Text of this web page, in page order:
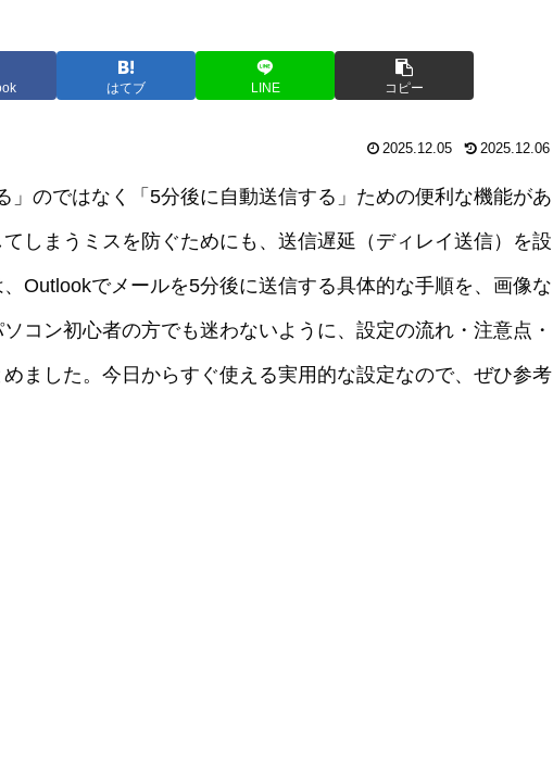
はてブ LINE コピー
2025.12.05 2025.12.06
」のではなく「5分後に自動送信する」ための便利な機能があ
しまうミスを防ぐためにも、送信遅延（ディレイ送信）を設
Outlookでメールを5分後に送信する具体的な手順を、画像な
コン初心者の方でも迷わないように、設定の流れ・注意点・
ました。今日からすぐ使える実用的な設定なので、ぜひ参考